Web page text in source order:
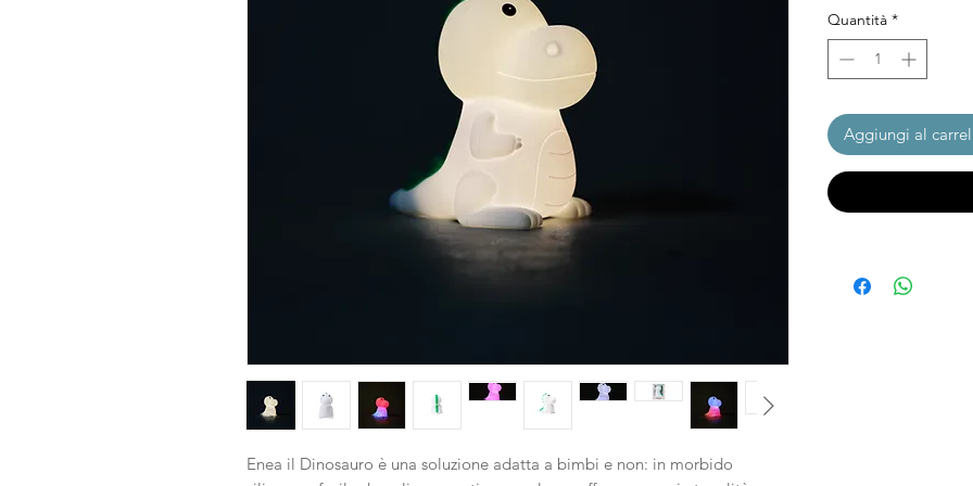
Enea il Dinosauro è una soluzione adatta a bimbi e non: in morbido
Quantità *
Aggiungi al